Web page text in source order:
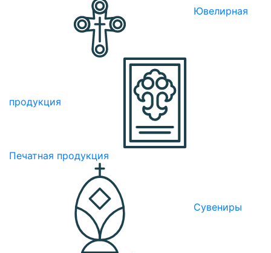
Ювелирная
продукция
Печатная продукция
Сувениры